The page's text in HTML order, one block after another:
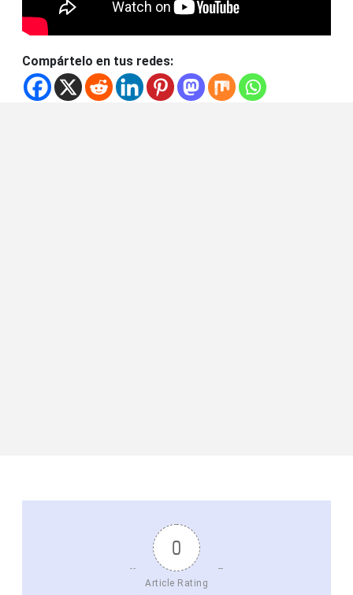
Compártelo en tus redes:
0
Article Rating